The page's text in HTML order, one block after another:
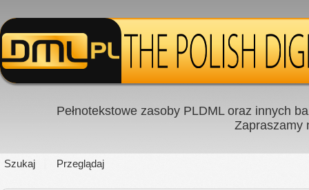
Pełnotekstowe zasoby PLDML oraz innych
Zapraszamy
Szukaj Przeglądaj